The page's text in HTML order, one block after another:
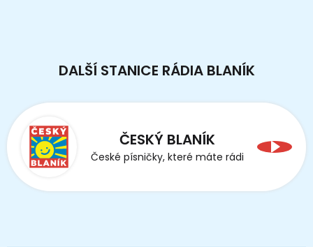
DALŠÍ STANICE RÁDIA BLANÍK
ČESKÝ BLANÍK
České písničky, které máte rádi